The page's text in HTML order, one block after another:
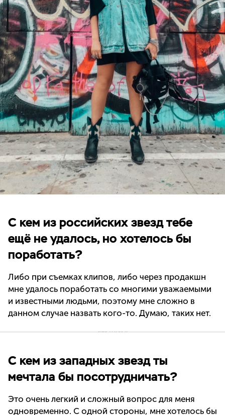
С кем из российских звезд тебе
ещё не удалось, но хотелось бы
поработать?
Либо при съемках клипов, либо через продакшн
мне удалось поработать со многими уважаемыми
и известными людьми, поэтому мне сложно в
данном случае назвать кого-то. Думаю, таких нет.
С кем из западных звезд ты
мечтала бы посотрудничать?
Это очень легкий и сложный вопрос для меня
одновременно. С одной стороны, мне хотелось бы